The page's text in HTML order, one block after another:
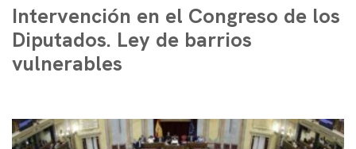
Intervención en el Congreso de los
Diputados. Ley de barrios
vulnerables